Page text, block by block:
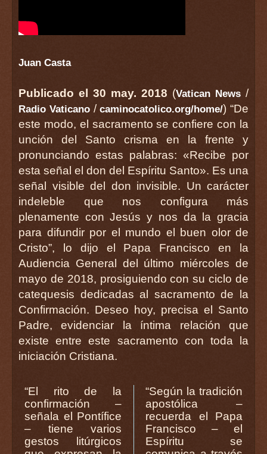
Juan Casta
Publicado el 30 may. 2018 (Vatican News /
Radio Vaticano/caminocatolico.org/home/) “De
este modo, el sacramento se confiere con la
unción del Santo crisma en la frente y
pronunciando estas palabras: «Recibe por
esta señal el don del Espíritu Santo». Es una
señal visible del don invisible. Un carácter
indeleble que nos configura más
plenamente con Jesús y nos da la gracia
para difundir por el mundo el buen olor de
Cristo”, lo dijo el Papa Francisco en la
Audiencia General del último miércoles de
mayo de 2018, prosiguiendo con su ciclo de
catequesis dedicadas al sacramento de la
Confirmación. Deseo hoy, precisa el Santo
Padre, evidenciar la íntima relación que
existe entre este sacramento con toda la
iniciación Cristiana.
“El rito de la
confirmación –
señala el Pontífice
– tiene varios
gestos litúrgicos
“Según la tradición
apostólica –
recuerda el Papa
Francisco – el
Espíritu se